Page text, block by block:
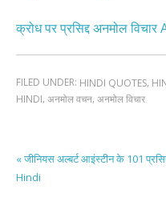
क्रोध पर प्रसिद्द अनमोल
FILED UNDER: HINDI QUOTES,
HINDI, अनमोल वचन, अनमोल विचार
« जीनियस अल्बर्ट आइंस्टीन के 101
Hindi